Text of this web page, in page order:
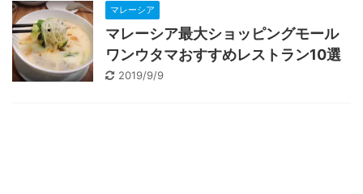
マレーシア
マレーシア最大ショッピングモール
ワンウタマおすすめレストラン10選
2019/9/9